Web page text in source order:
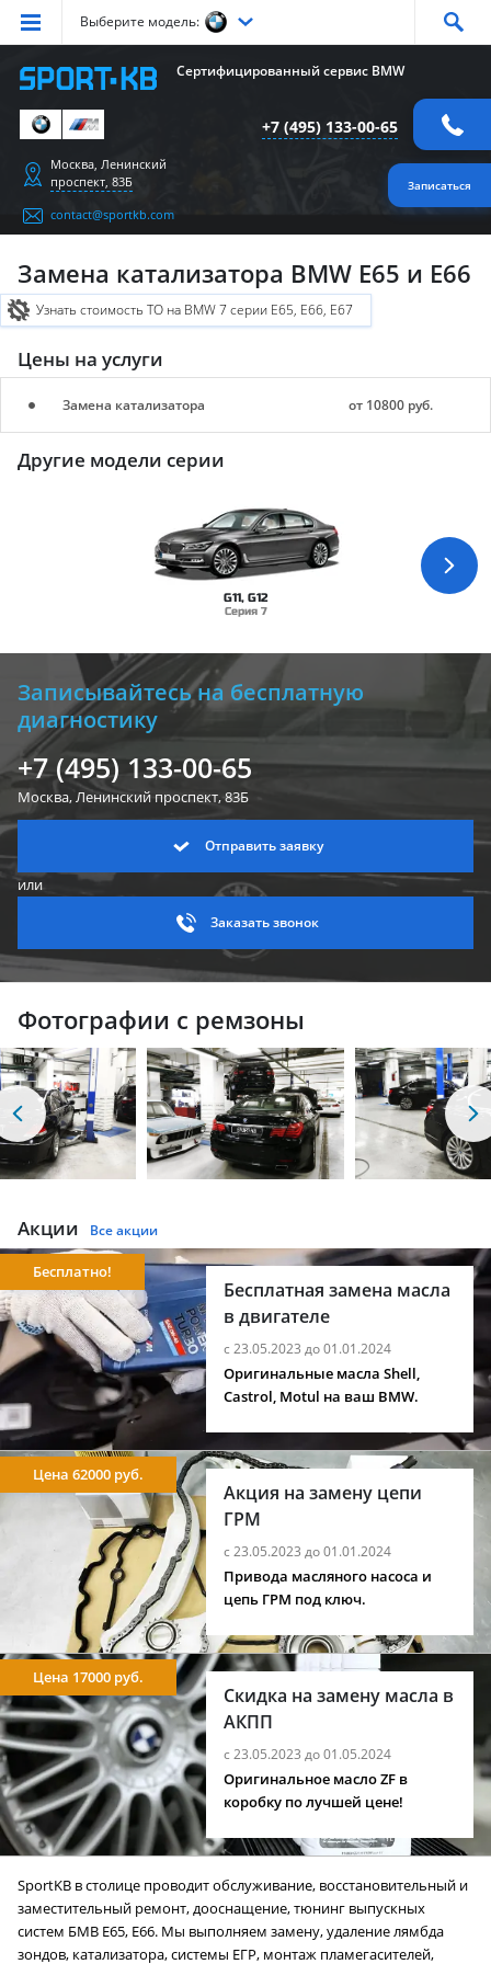
Выберите модель:
Серия Серия Серия
СерияX3
Серия X4 X6 СерияZ4 СерияM
Сертифицированный сервис BMW
+7 (495) 133-00-65
Записаться
Москва, Ленинский
проспект, 83Б
contact@sportkb.com
Замена катализатора BMW E65 и E66
Узнать стоимость ТО на BMW 7 серии E65, E66, E67
Цены на услуги
Замена катализатора от 10800 руб.
Другие модели серии
G11, G12
Серия 7
Записывайтесь на бесплатную
диагностику
+7 (495) 133-00-65
Москва, Ленинскийпроспект, 83Б
Отправить заявку
или
Заказать звонок
Фотографии с ремзоны
Акции Все акции
Бесплатная замена масла
в двигателе
с 23.05.2023 до 01.01.2024
Бесплатно!
Оригинальные масла Shell,
Castrol, Motul на ваш BMW.
Акция на замену цепи
ГРМ
с 23.05.2023 до 01.01.2024
Цена 62000 руб.
Привода масляного насоса и
цепь ГРМ под ключ.
Скидка на замену масла в
АКПП
с 23.05.2023 до 01.05.2024
Цена 17000 руб.
Оригинальное масло ZF в
коробку по лучшей цене!
SportKB в столице проводит обслуживание, восстановительный и
заместительный ремонт, дооснащение, тюнинг выпускных
систем БМВ E65, E66. Мы выполняем замену, удаление лямбда
зондов, катализатора, системы ЕГР, монтаж пламегасителей,